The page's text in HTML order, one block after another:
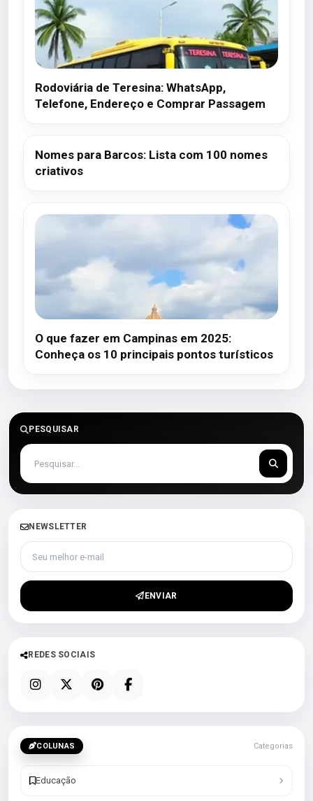
Rodoviária de Teresina: WhatsApp,
Telefone, Endereço e Comprar Passagem
Nomes para Barcos: Lista com 100 nomes
criativos
O que fazer em Campinas em 2025:
Conheça os 10 principais pontos turísticos
PESQUISAR
NEWSLETTER
Seu melhor e-mail
ENVIAR
REDES SOCIAIS
COLUNAS Categorias
Educação